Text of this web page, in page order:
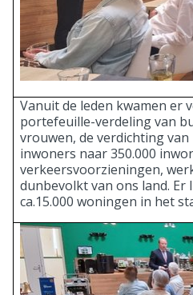
Vanuit de leden kwamen er
portefeuille-verdeling van
vrouwen, de verdichting
inwoners naar 350.000
verkeersvoorzieningen,
dunbevolkt van ons land.
ca.15.000 woningen in het